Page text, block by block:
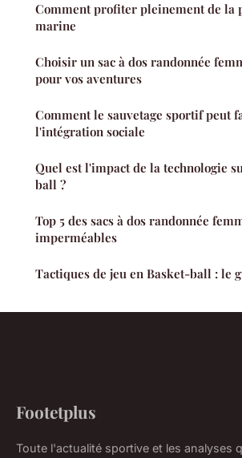
Comment profiter pleinement de la
marine
Choisir un sac à dos randonnée
pour vos aventures
Comment le sauvetage sportif peut
l'intégration sociale
Quel est l'impact de la technologie
ball ?
Top 5 des sacs à dos randonnée
imperméables
Tactiques de jeu en Basket-ball : le
Footetplus
Toute l'actualité sportive et les analyses